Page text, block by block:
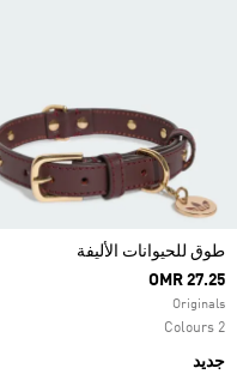
طوق للحيوانات الأليفة
OMR 27.25
Originals
2 Colours
جديد